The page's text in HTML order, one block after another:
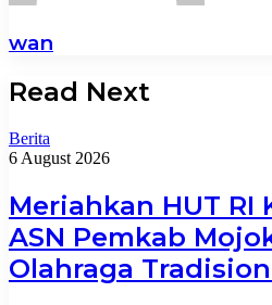
wan
Read Next
Berita
6 August 2026
Meriahkan HUT RI
ASN Pemkab
Olahraga